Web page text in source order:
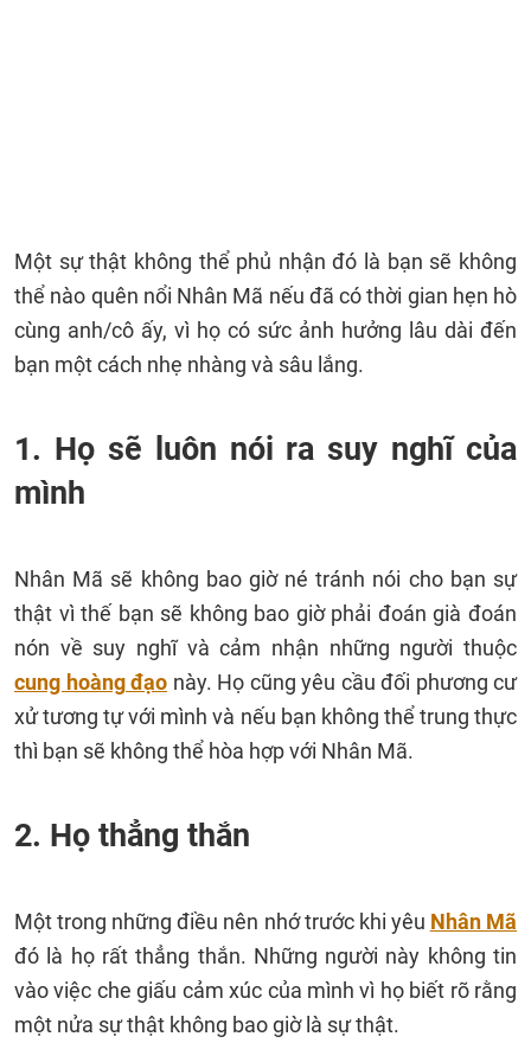
Một sự thật không thể phủ nhận đó là bạn sẽ không
thể nào quên nổi Nhân Mã nếu đã có thời gian hẹn hò
cùng anh/cô ấy, vì họ có sức ảnh hưởng lâu dài đến
bạn một cách nhẹ nhàng và sâu lắng.
1. Họ sẽ luôn nói ra suy nghĩ của
mình
Nhân Mã sẽ không bao giờ né tránh nói cho bạn sự
thật vì thế bạn sẽ không bao giờ phải đoán già đoán
nón về suy nghĩ và cảm nhận những người thuộc
cung hoàng đạo này. Họ cũng yêu cầu đối phương cư
xử tương tự với mình và nếu bạn không thể trung thực
thì bạn sẽ không thể hòa hợp với Nhân Mã.
2. Họ thẳng thắn
Một trong những điều nên nhớ trước khi yêu Nhân Mã
đó là họ rất thẳng thắn. Những người này không tin
vào việc che giấu cảm xúc của mình vì họ biết rõ rằng
một nửa sự thật không bao giờ là sự thật.